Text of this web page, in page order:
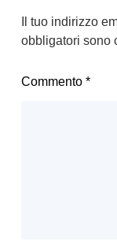
Il tuo indirizzo
obbligatori sono
Commento *